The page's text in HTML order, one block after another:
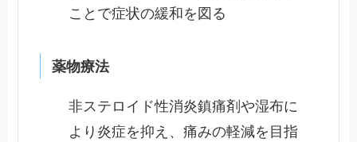
ことで症状の緩和を図る
薬物療法
非ステロイド性消炎鎮痛剤や湿布に
より炎症を抑え、痛みの軽減を目指